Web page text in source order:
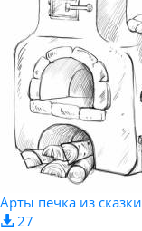
Арты печка из сказки
27